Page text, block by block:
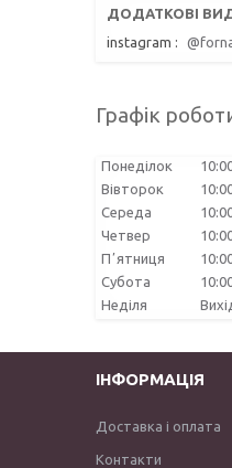
instagram
Графік
Понеділок
Вівторок
Середа
Четвер
Пʼятниця
Субота
Неділя
ІНФОРМАЦІЯ
Доставка і оплата
Контакти